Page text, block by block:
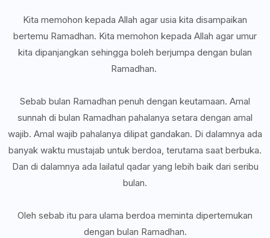
Kita memohon kepada Allah agar usia kita disampaikan
bertemu Ramadhan. Kita memohon kepada Allah agar umur
kita dipanjangkan sehingga boleh berjumpa dengan bulan
Ramadhan.
Sebab bulan Ramadhan penuh dengan keutamaan. Amal
sunnah di bulan Ramadhan pahalanya setara dengan amal
wajib. Amal wajib pahalanya dilipat gandakan. Di dalamnya ada
banyak waktu mustajab untuk berdoa, terutama saat berbuka.
Dan di dalamnya ada lailatul qadar yang lebih baik dari seribu
bulan.
Oleh sebab itu para ulama berdoa meminta dipertemukan
dengan bulan Ramadhan.